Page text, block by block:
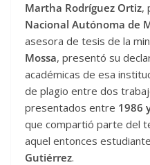
Martha Rodríguez Ortiz,
Nacional Autónoma de
asesora de tesis de la
Mossa, presentó su
académicas de esa
de plagio entre dos
presentados entre 1986
que compartió parte del
aquel entonces estudiante
Gutiérrez.